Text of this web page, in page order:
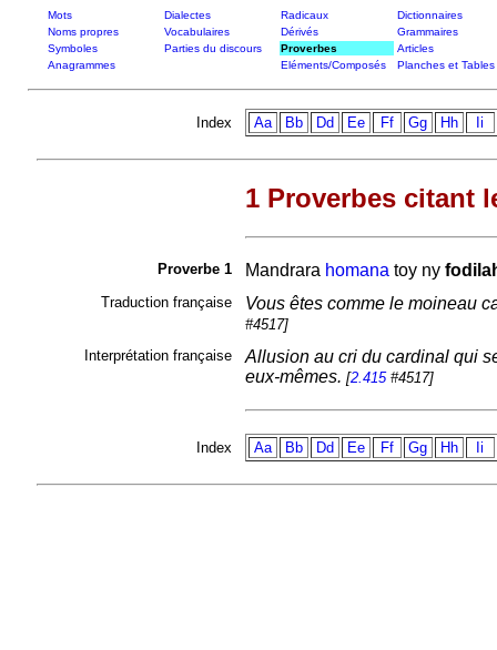
Mots Dialectes Radicaux
Dictionnaires
Noms propres
Vocabulaires Dérivés
Grammaires
Symboles
Parties du discours Proverbes
Articles
Anagrammes
Eléments/Composés Planches et Tables
Index Aa Bb Dd Ee Ff Gg Hh Ii
1 Proverbes citant
Proverbe 1 Mandrara homana toy ny
Traduction française Vous êtes comme le moineau
#4517]
Interprétation française
Allusion au cri du cardinal qui
eux-mêmes. [2.415#4517]
Index Aa Bb Dd Ee Ff Gg Hh Ii